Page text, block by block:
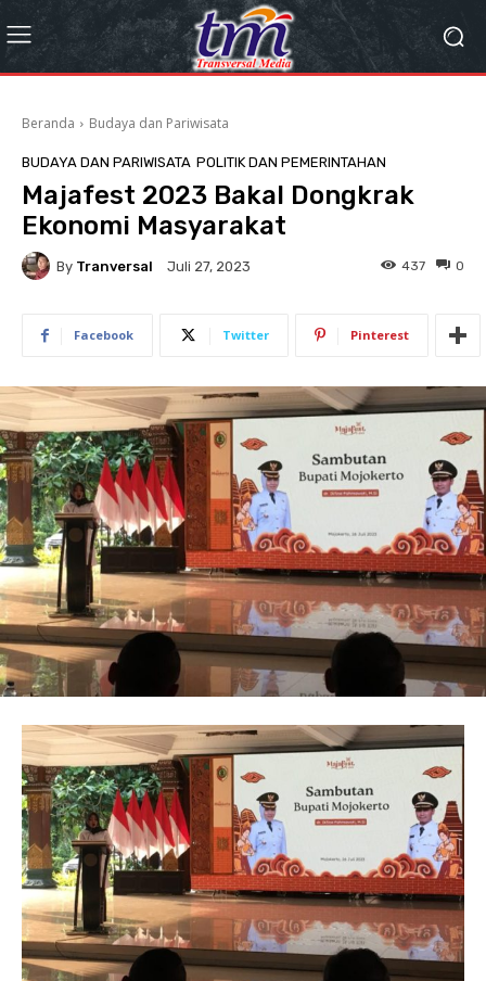
Beranda Budaya dan Pariwisata
BUDAYA DAN PARIWISATA POLITIK DAN PEMERINTAHAN
Majafest 2023 Bakal Dongkrak
Ekonomi Masyarakat
By Tranversal Juli 27, 2023 0
437
Facebook Twitter Pinterest